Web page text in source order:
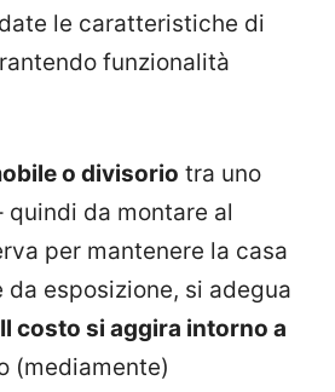
le caratteristiche di
funzionalità
o divisorio tra uno
quindi da montare al
per mantenere la casa
esposizione, si adegua
Il costo si aggira intorno a
(mediamente)